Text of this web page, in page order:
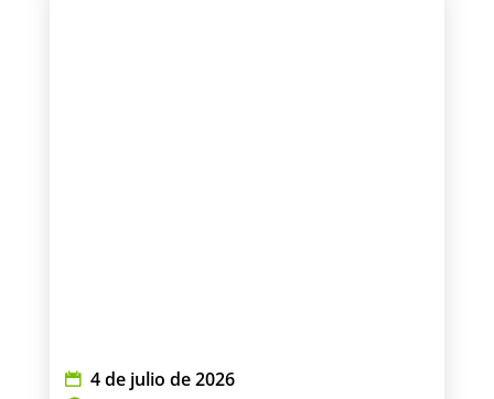
4 de julio de 2026